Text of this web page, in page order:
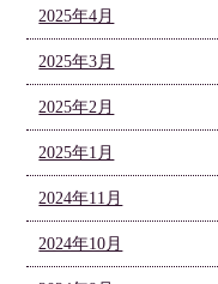
2025年4月
2025年3月
2025年2月
2025年1月
2024年11月
2024年10月